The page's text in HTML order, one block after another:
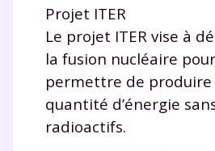
Projet ITER
Le projet ITER vise à
la fusion nucléaire
permettre de produire
quantité d’énergie
radioactifs.